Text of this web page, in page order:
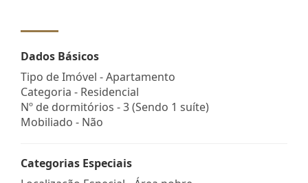
Dados Básicos
Tipo de Imóvel - Apartamento
Categoria - Residencial
Nº de dormitórios - 3 (Sendo 1 suíte)
Mobiliado - Não
Categorias Especiais